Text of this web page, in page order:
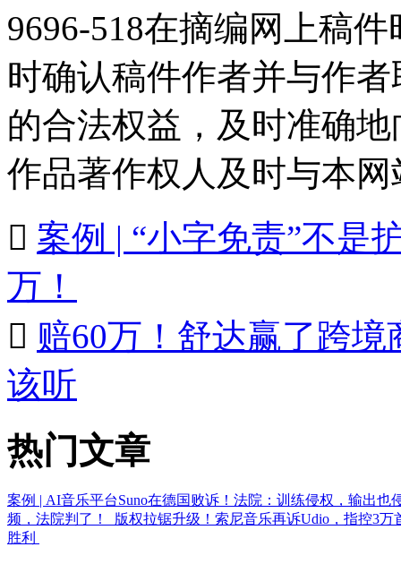
9696-518在摘编网上稿
时确认稿件作者并与作
的合法权益，及时准确
作品著作权人及时与本
 案例 | “小字免责”不是
万！
 赔60万！舒达赢了跨
该听
热门文章
案例 | AI音乐平台Suno在德国败诉！法院：训练侵权，输出也
频，法院判了！
版权拉锯升级！索尼音乐再诉Udio，指控3
胜利